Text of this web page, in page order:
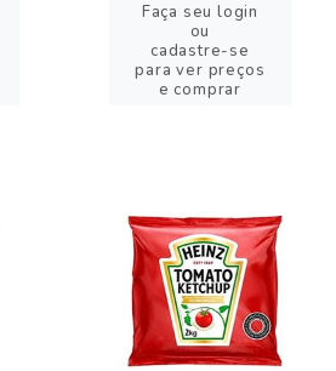
Faça seu login
ou
cadastre-se
para ver preços
e comprar